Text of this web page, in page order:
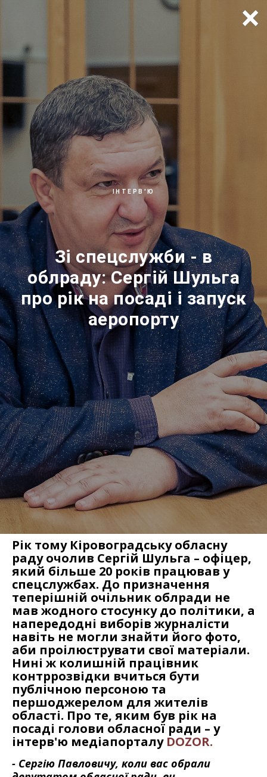
×
ІНТЕРВ'Ю
Зі спецслужби - в
облраду: Сергій Шульга
про рік на посаді і запуск
аеропорту
Рік тому Кіровоградську обласну
раду очолив Сергій Шульга – офіцер,
який більше 20 років працював у
спецслужбах. До призначення
теперішній очільник облради не
мав жодного стосунку до політики, а
напередодні виборів журналісти
навіть не могли знайти його фото,
аби проілюструвати свої матеріали.
Нині ж колишній працівник
контррозвідки вчиться бути
публічною персоною та
першоджерелом для жителів
області. Про те, яким був рік на
посаді голови обласної ради – у
інтерв'ю медіапорталу DOZOR.
- Сергію Павловичу, коли вас обрали